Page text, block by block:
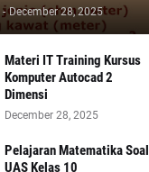
- December 28, 2025
Materi IT Training Kursus
Komputer Autocad 2
Dimensi
December 28, 2025
Pelajaran Matematika Soal
UAS Kelas 10